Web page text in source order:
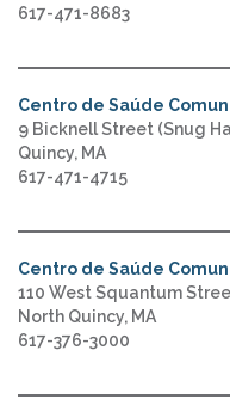
617-471-8683
Centro de Saúde
9 Bicknell Street (Snug
Quincy, MA
617-471-4715
Centro de Saúde
110 West Squantum
North Quincy, MA
617-376-3000